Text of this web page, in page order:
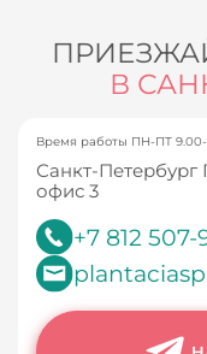
В
Время работы ПН-ПТ 9.00-
Санкт-
офис 3
+7 812 507-